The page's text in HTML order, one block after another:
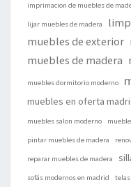
imprimacion de muebles de
lijar muebles de madera
muebles de exterior
muebles de madera
muebles dormitorio moderno
muebles en oferta
muebles salon moderno
pintar muebles de madera
reparar muebles de madera
sofás modernos en madrid